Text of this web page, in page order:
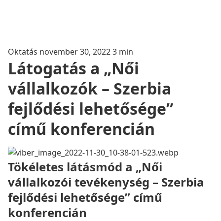
Oktatás november 30, 20223 min
Látogatás a „Női
vállalkozók – Szerbia
fejlődési lehetősége”
című konferencián
Tökéletes látásmód a „Női
vállalkozói tevékenység – Szerbia
fejlődési lehetősége” című
konferencián